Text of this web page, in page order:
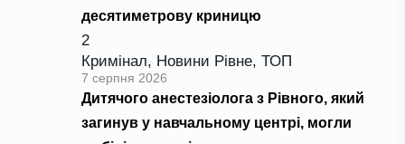
десятиметрову криницю
2
Кримінал, Новини Рівне, ТОП
7 серпня 2026
Дитячого анестезіолога з Рівного, який
загинув у навчальному центрі, могли